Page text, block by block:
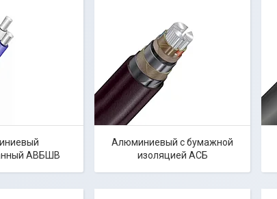
АВБШВ
Алюминиевый с бумажной
изоляцией ACБ